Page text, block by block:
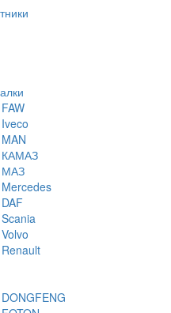
КАМАЗ
МАЗ